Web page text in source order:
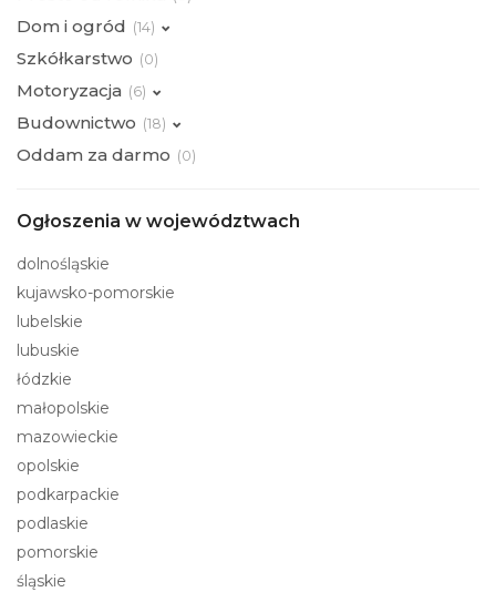
Dom i ogród (14)
Szkółkarstwo (0)
Motoryzacja (6)
Budownictwo (18)
Oddam za darmo (0)
Ogłoszenia w województwach
dolnośląskie
kujawsko-pomorskie
lubelskie
lubuskie
łódzkie
małopolskie
mazowieckie
opolskie
podkarpackie
podlaskie
pomorskie
śląskie